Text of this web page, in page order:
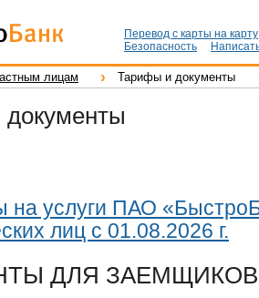
Перевод с карты на карту
Безопасность
лицам Тарифы и документы
на услуги ПАО
лиц с 01.08.2026 г.
ДЛЯ ЗАЕМЩИКОВ